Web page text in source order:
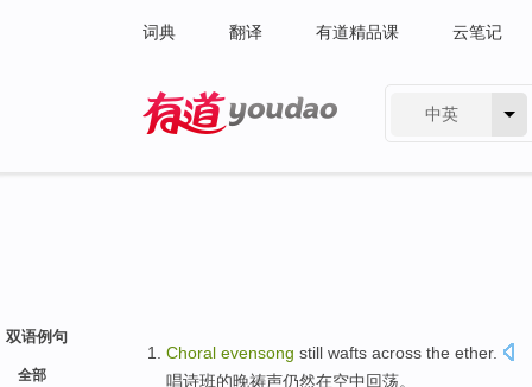
词典 翻译 有道精品课 云笔记
中英
双语例句
全部
Choral evensong still wafts across the ether.
唱诗班的晚祷声仍然在空中回荡。